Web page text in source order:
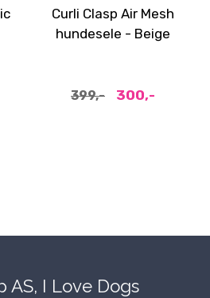
Curli Clasp Air Mesh
hundesele - Beige
399,- 300,-
AS, I Love Dogs